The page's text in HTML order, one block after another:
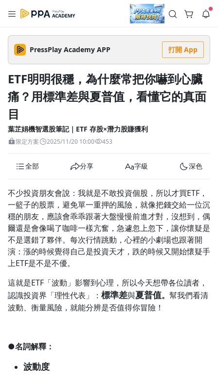
註冊領取 上千元優惠券！
公告
🌞 PPA 避暑津貼．冷氣房升級｜期間快閃活動
🥵 酷暑限時快閃｜單筆滿 NT$2,500 現折 NT$300、再贈最高
2% 點數回饋！🚀 酷暑來襲．偷偷在冷氣房升級 📈⭐️ 【冷氣房
進修 限時開跑】◾單筆滿 NT$2,500 現折 NT$300◾活動期間：
即日起 - 8/13（只有一週）-📣 酷暑季好康 \ 再加碼 /→ 點數回饋
無上限🔥購買任一課程 or 訂閱✅ 消費即享回饋 1% 點數✅ 滿
2 天前
查看全部
PressPlay Academy APP 打開 App
ETF明明很穩，為什麼常把你嚇到心臟
痛？用標準差與夏普值，看懂它的真面
目
葉芷娟機智選股筆記｜ETF 存股×潛力股賺獲利
限定方案 2025/11/20 10:00 453
全部 分享 字級 深色
不少投資朋友會說：我就是不敢投資個股，所以才買ETF，
一籃子的股票，避免單一重押的風險，就像把錢交給一位沉
穩的朋友，應該會乖乖跟著大盤慢慢前進才對，沒想到，偶
爾還是會像喝了咖啡一樣亢奮，急遽忽上忽下，讓你懷疑是
不是選錯了夥伴。每次行情跳動，心裡的小劇場也跟著開
演：漲的時候覺得自己是投資天才，跌的時候又開始懷疑手
上ETF是不是不優。
這就是ETF「波動」影響到心理，所以今天想帶各位讀者，
認識投資界「理性代表」： 標準差與夏普值。 幫我們看清
波動、衡量風險，就能分辨是否值得你冒險！
●名詞解釋：
波動度
--:-- --:--
播放速度
1.75x
1.5x
1.25x
1.0x
0.75x
追蹤列表 播放清單
沒有播放清單
返回播放器
清除全部